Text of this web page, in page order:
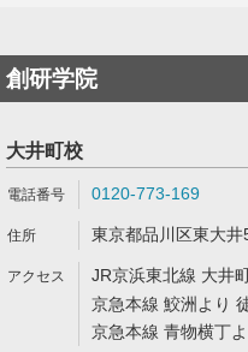
創研学院
大井町校
0120-773-169
東京都品川区東大
JR京浜東北線 大井
京急本線 鮫洲より
京急本線 青物横丁